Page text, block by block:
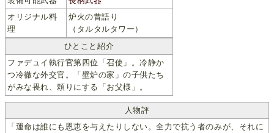
オリジナル料
理
炉火の昔語り
（タルタルタワー）
ひとこと紹介
ファデュイ執行官第四位「召使」。冷静か
つ冷徹な外交官。「壁炉の家」の子供たち
がみな畏れ、頼りにする「お父様」。
人物評
「運命は誰にも恩恵を与えたりしない。全力で抗う者のみが、それに